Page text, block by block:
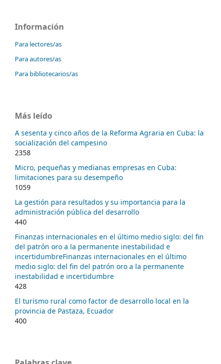
Información
Para lectores/as
Para autores/as
Para bibliotecarios/as
Más leído
A sesenta y cinco años de la Reforma Agraria en Cuba: la
socialización del campesino
2358
Micro, pequeñas y medianas empresas en Cuba:
limitaciones para su desempeño
1059
La gestión para resultados y su importancia para la
administración pública del desarrollo
440
Finanzas internacionales en el último medio siglo: del fin
del patrón oro a la permanente inestabilidad e
incertidumbreFinanzas internacionales en el último
medio siglo: del fin del patrón oro a la permanente
inestabilidad e incertidumbre
428
El turismo rural como factor de desarrollo local en la
provincia de Pastaza, Ecuador
400